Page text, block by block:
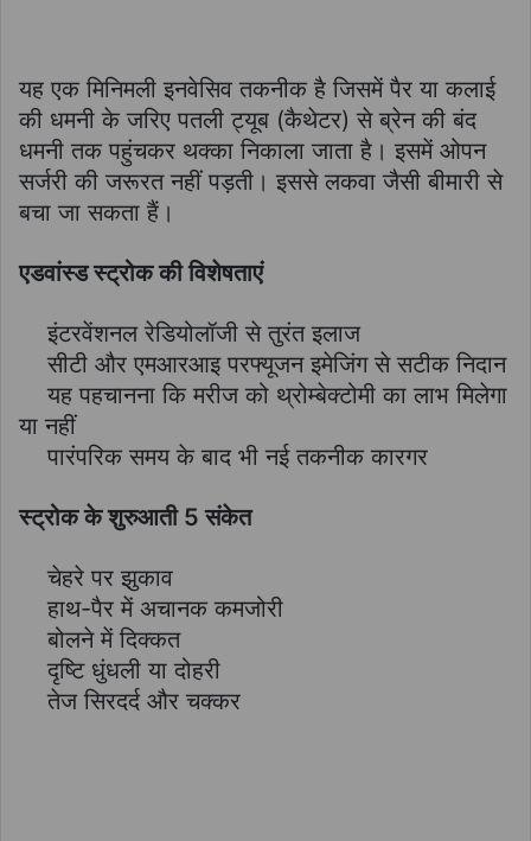
यह एक मिनिमली इनवेसिव तकनीक है जिसमें पैर या कलाई
की धमनी के जरिए पतली ट्यूब (कैथेटर) से ब्रेन की बंद
धमनी तक पहुंचकर थक्का निकाला जाता है। इसमें ओपन
सर्जरी की जरूरत नहीं पड़ती। इससे लकवा जैसी बीमारी से
बचा जा सकता हैं।
एडवांस्ड स्ट्रोक की विशेषताएं
इंटरवेंशनल रेडियोलॉजी से तुरंत इलाज
सीटी और एमआरआइ परफ्यूजन इमेजिंग से सटीक निदान
यह पहचानना कि मरीज को थ्रोम्बेक्टोमी का लाभ मिलेगा
या नहीं
पारंपरिक समय के बाद भी नई तकनीक कारगर
स्ट्रोक के शुरुआती 5 संकेत
चेहरे पर झुकाव
हाथ-पैर में अचानक कमजोरी
बोलने में दिक्कत
दृष्टि धुंधली या दोहरी
तेज सिरदर्द और चक्कर